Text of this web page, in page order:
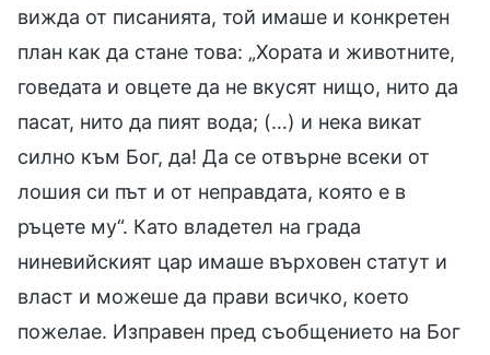
вижда от писанията, той имаше и конкретен
план как да стане това: „Хората и животните,
говедата и овцете да не вкусят нищо, нито да
пасат, нито да пият вода; (…) и нека викат
силно към Бог, да! Да се отвърне всеки от
лошия си път и от неправдата, която е в
ръцете му“. Като владетел на града
ниневийският цар имаше върховен статут и
власт и можеше да прави всичко, което
пожелае. Изправен пред съобщението на Бог